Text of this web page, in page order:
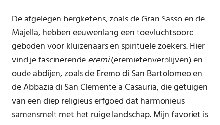
De afgelegen bergketens, zoals de Gran Sasso en de
Majella, hebben eeuwenlang een toevluchtsoord
geboden voor kluizenaars en spirituele zoekers. Hier
vind je fascinerendeeremi(eremietenverblijven) en
oude abdijen, zoals de Eremo di San Bartolomeo en
de Abbazia di San Clemente a Casauria, die getuigen
van een diep religieus erfgoed dat harmonieus
samensmelt met het ruige landschap. Mijn favoriet is